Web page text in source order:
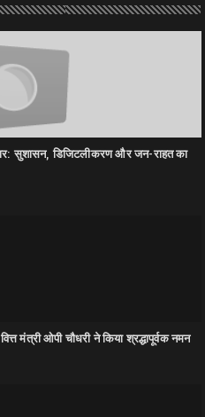
सुशासन, डिजिटलीकरण और जन-राहत का
मंत्री ओपी चौधरी ने किया श्रद्धापूर्वक नमन